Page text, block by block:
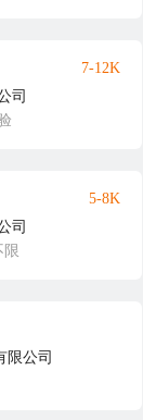
司
7-12K
司
限
5-8K
限公司